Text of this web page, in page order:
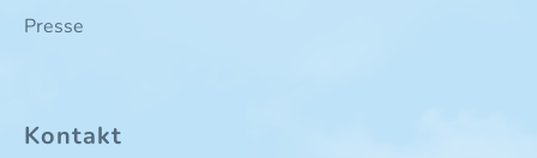
Presse
Kontakt